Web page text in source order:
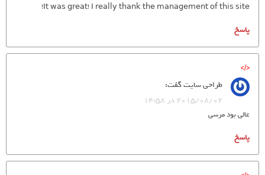
It was great! I really thank the management of this site!
پاسخ
طراحي سايتگفت:
2015/08/02 در 14:58
عالی بود مرسی
پاسخ